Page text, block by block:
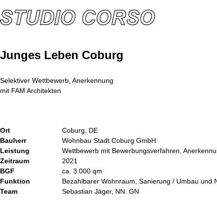
Junges Leben Coburg
Selektiver Wettbewerb, Anerkennung
mit FAM Architekten
Ort
Coburg, DE
Bauherr
Wohnbau Stadt Coburg GmbH
Leistung
Wettbewerb mit Bewerbungsverfahren,
Zeitraum
2021
BGF
ca. 3.000 qm
Funktion
Bezahlbarer Wohnraum, Sanierung / Umbau und
Team
Sebastian Jäger, NN. GN